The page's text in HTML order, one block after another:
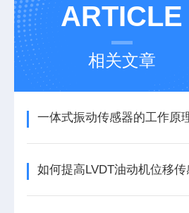
ARTICLE
相关文章